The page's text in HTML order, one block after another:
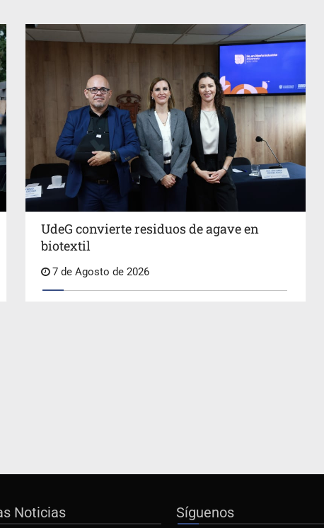
UdeG convierte residuos de agave en
biotextil
7 de Agosto de 2026
Noticias Síguenos